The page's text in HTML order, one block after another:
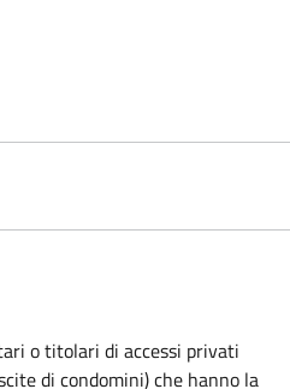
o titolari di accessi privati
di condomini) che hanno la